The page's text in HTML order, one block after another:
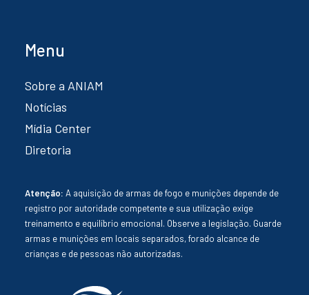
Menu
Sobre a ANIAM
Notícias
Mídia Center
Diretoria
Atenção: A aquisição de armas de fogo e munições depende de
registro por autoridade competente e sua utilização exige
treinamento e equilíbrio emocional. Observe a legislação. Guarde
armas e munições em locais separados, forado alcance de
crianças e de pessoas não autorizadas.